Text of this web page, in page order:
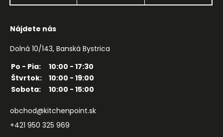
Nájdete nás
Dolná 10/143, Banská Bystrica
Po - Pia:
10:00 - 17:30
Štvrtok:
10:00 - 19:00
Sobota:
10:00 - 15:00
obchod@kitchenpoint.sk
+421 950 325 969